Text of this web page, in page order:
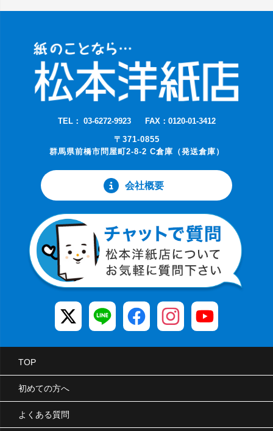
TEL： 03-6272-9923
FAX：0120-01-3412
〒371-0855
群馬県前橋市問屋町2-8-2 C倉庫（発送倉庫）
会社概要
TOP
初めての方へ
よくある質問